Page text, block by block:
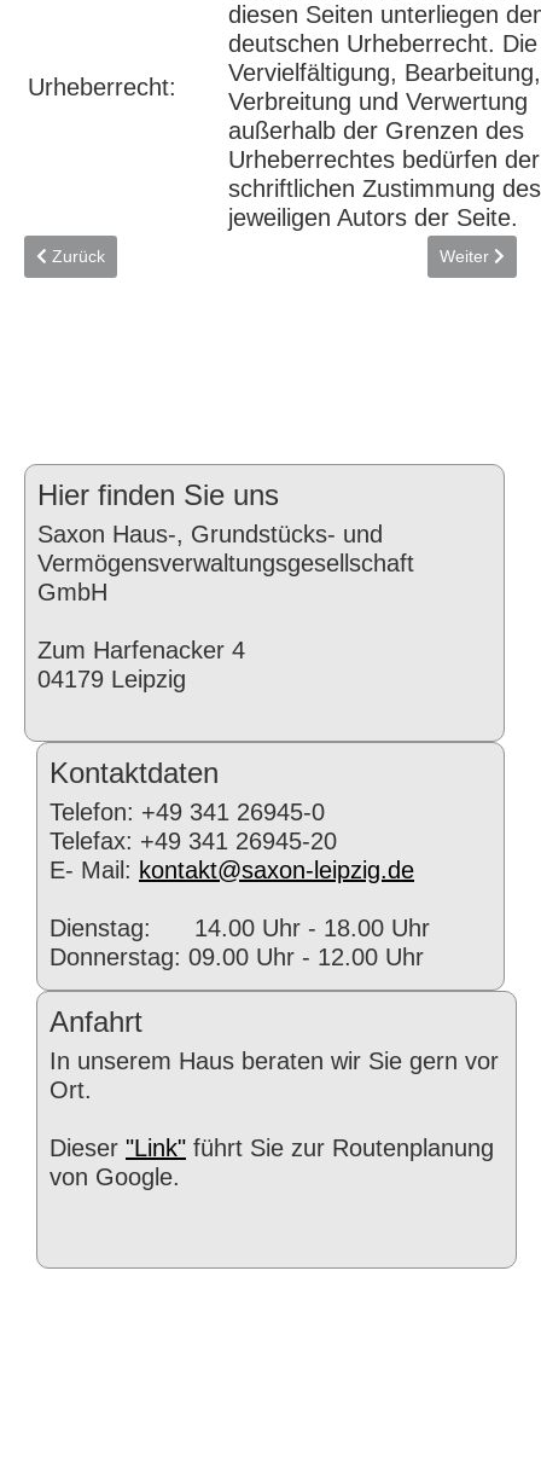
Urheberrecht:
diesen Seiten unterliegen
deutschen Urheberrecht. Die
Vervielfältigung, Bearbeitung,
Verbreitung und Verwertung
außerhalb der Grenzen des
Urheberrechtes bedürfen der
schriftlichen Zustimmung des
jeweiligen Autors der Seite.
Vorheriger Beitrag: Datenschutzerklärung
Zurück Nächster
Weiter
Hier finden Sie uns
Saxon Haus-, Grundstücks- und
Vermögensverwaltungsgesellschaft
GmbH
Zum Harfenacker 4
04179 Leipzig
Kontaktdaten
Telefon: +49 341 26945-0
Telefax: +49 341 26945-20
E- Mail: kontakt@saxon-leipzig.de
Dienstag: 14.00 Uhr - 18.00 Uhr
Donnerstag: 09.00 Uhr - 12.00 Uhr
Anfahrt
In unserem Haus beraten wir Sie gern vor
Ort.
Dieser "Link" führt Sie zur Routenplanung
von Google.